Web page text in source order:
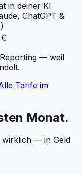
in deiner KI
ChatGPT &
— weil
Tarife im
Monat.
wirklich — in Geld